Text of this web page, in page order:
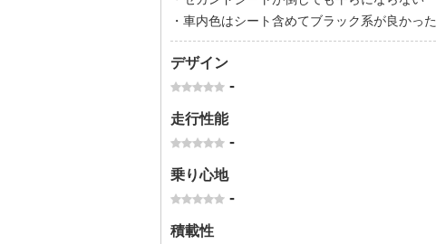
・車内色はシート含めてブラック系が良かった
デザイン
-
走行性能
-
乗り心地
-
積載性